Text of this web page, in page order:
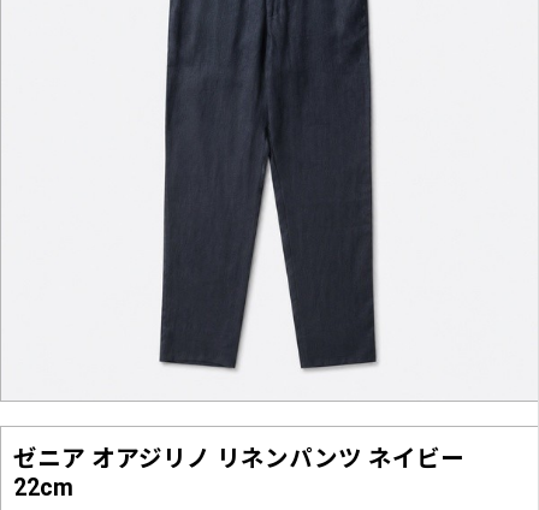
ゼニア オアジリノ リネンパンツ ネイビー
22cm